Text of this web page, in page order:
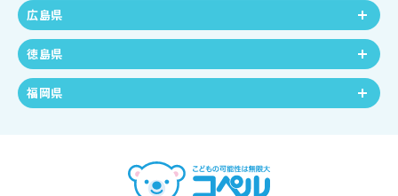
広島県
徳島県
福岡県